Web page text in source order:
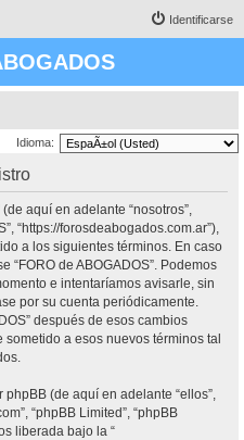
Identificarse
Idioma:
aquí en adelante “nosotros”,
“https://forosdeabogados.com.ar”),
a los siguientes términos. En caso
“FORO de ABOGADOS”. Podemos
e intentaríamos avisarle, sin
por su cuenta periódicamente.
después de esos cambios
a esos nuevos términos tal
(de aquí en adelante “ellos”,
“phpBB Limited”, “phpBB
liberada bajo la “